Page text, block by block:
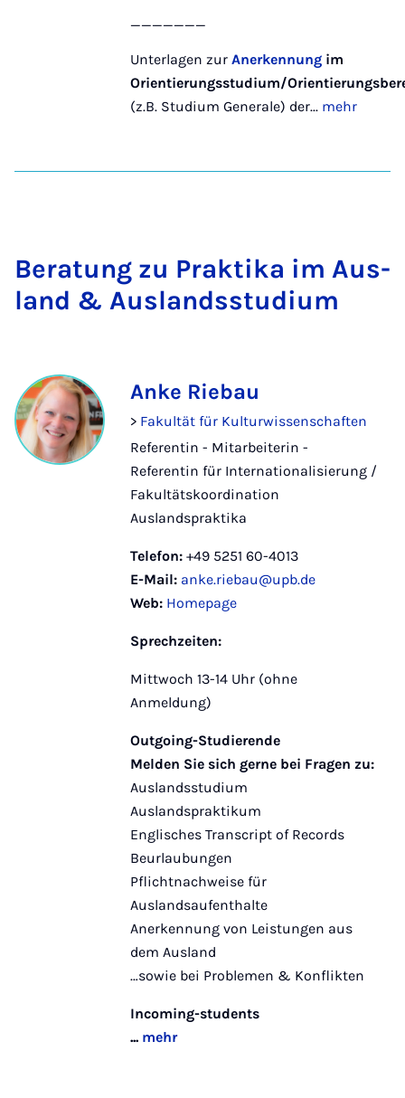
_______
Unterlagen zur Anerkennung im
Orientierungsstudium/
(z.B. Studium Generale) der... mehr
Be­ra­tung zu Prak­ti­ka im Aus­
land & Aus­lands­s­tu­di­um
Anke Riebau
> Fakultät für Kulturwissenschaften
Referentin - Mitarbeiterin -
Referentin für Internationalisierung /
Fakultätskoordination
Auslandspraktika
Telefon: +49 5251 60-4013
E-Mail: anke.riebau@upb.de
Web: Homepage
Sprechzeiten:
Mittwoch 13-14 Uhr (ohne
Anmeldung)
Outgoing-Studierende
Melden Sie sich gerne bei Fragen zu:
Auslandsstudium
Auslandspraktikum
Englisches Transcript of Records
Beurlaubungen
Pflichtnachweise für
Auslandsaufenthalte
Anerkennung von Leistungen aus
dem Ausland
…sowie bei Problemen & Konflikten
Incoming-students
... mehr